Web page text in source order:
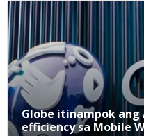
Globe itinampok ang
efficiency sa Mobile